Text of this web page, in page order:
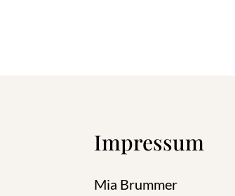
Impressum
Mia Brummer